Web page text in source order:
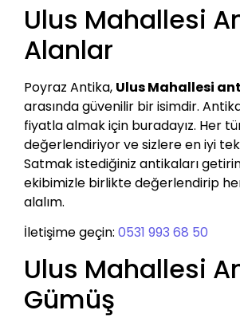
Ulus Mahallesi
Alanlar
Poyraz Antika, Ulus Mahallesi
arasında güvenilir bir isimdir.
fiyatla almak için buradayız. Her
değerlendiriyor ve sizlere en iyi
Satmak istediğiniz antikaları
ekibimizle birlikte değerlendirip
alalım.
İletişime geçin: 0531 993 68 50
Ulus Mahallesi
Gümüş